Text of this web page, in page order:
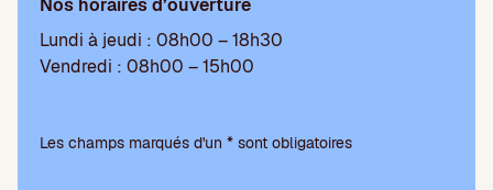
Nos horaires d’ouverture
Lundi à jeudi : 08h00 – 18h30
Vendredi : 08h00 – 15h00
e
Les champs marqués d'un * sont obligatoires